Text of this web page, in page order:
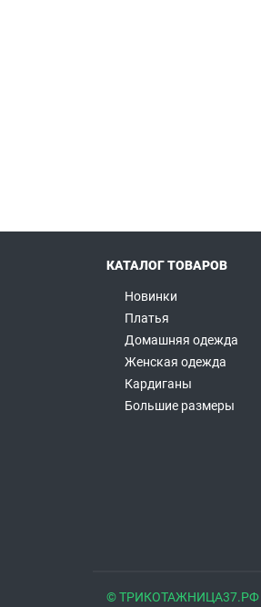
КАТАЛОГ ТОВАРОВ
Новинки
Платья
Домашняя одежда
Женская одежда
Кардиганы
Большие размеры
© ТРИКОТАЖНИЦА37.РФ